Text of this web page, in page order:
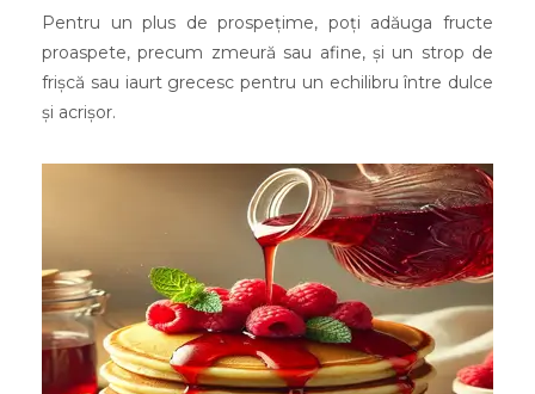
Pentru un plus de prospețime, poți adăuga fructe
proaspete, precum zmeură sau afine, și un strop de
frișcă sau iaurt grecesc pentru un echilibru între dulce
și acrișor.